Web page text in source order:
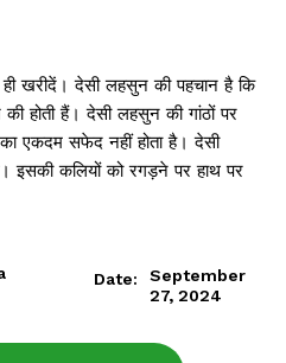
खरीदें। देसी लहसुन की पहचान है कि
की होती हैं। देसी लहसुन की गांठों पर
एकदम सफेद नहीं होता है। देसी
इसकी कलियों को रगड़ने पर हाथ पर
Date:
September
27, 2024